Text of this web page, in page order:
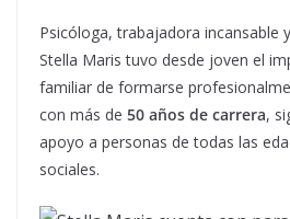
Psicóloga, trabajadora incansable
Stella Maris tuvo desde joven el
familiar de formarse
con más de 50 años de carrera,
apoyo a personas de todas las
sociales.